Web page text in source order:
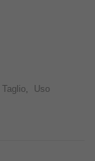
Taglio,
Uso